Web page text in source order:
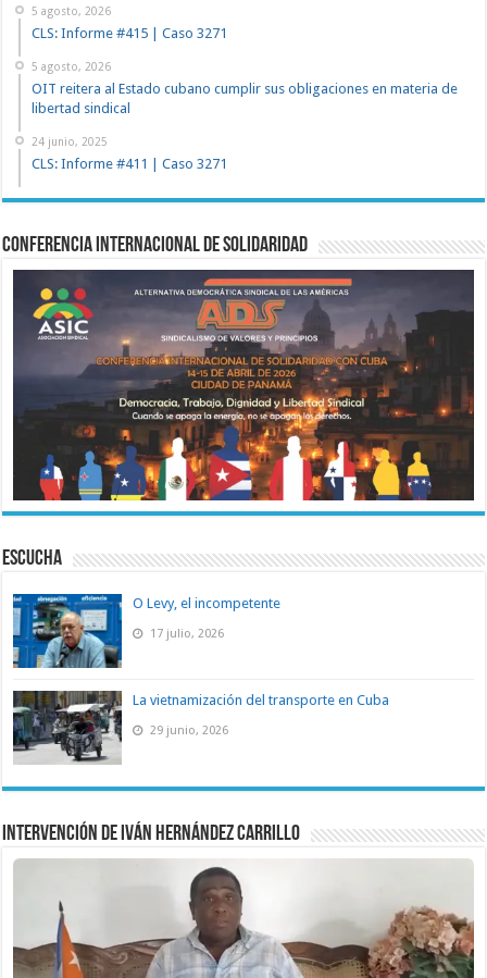
5 agosto, 2026
CLS: Informe #415 | Caso 3271
5 agosto, 2026
OIT reitera al Estado cubano cumplir sus obligaciones en materia de
libertad sindical
24 junio, 2025
CLS: Informe #411 | Caso 3271
Conferencia Internacional de Solidaridad
ESCUCHA
O Levy, el incompetente
17 julio, 2026
La vietnamización del transporte en Cuba
29 junio, 2026
Intervención de Iván Hernández Carrillo